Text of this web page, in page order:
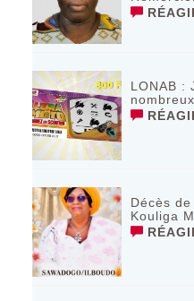
LONAB :
Décès de
Kouliga